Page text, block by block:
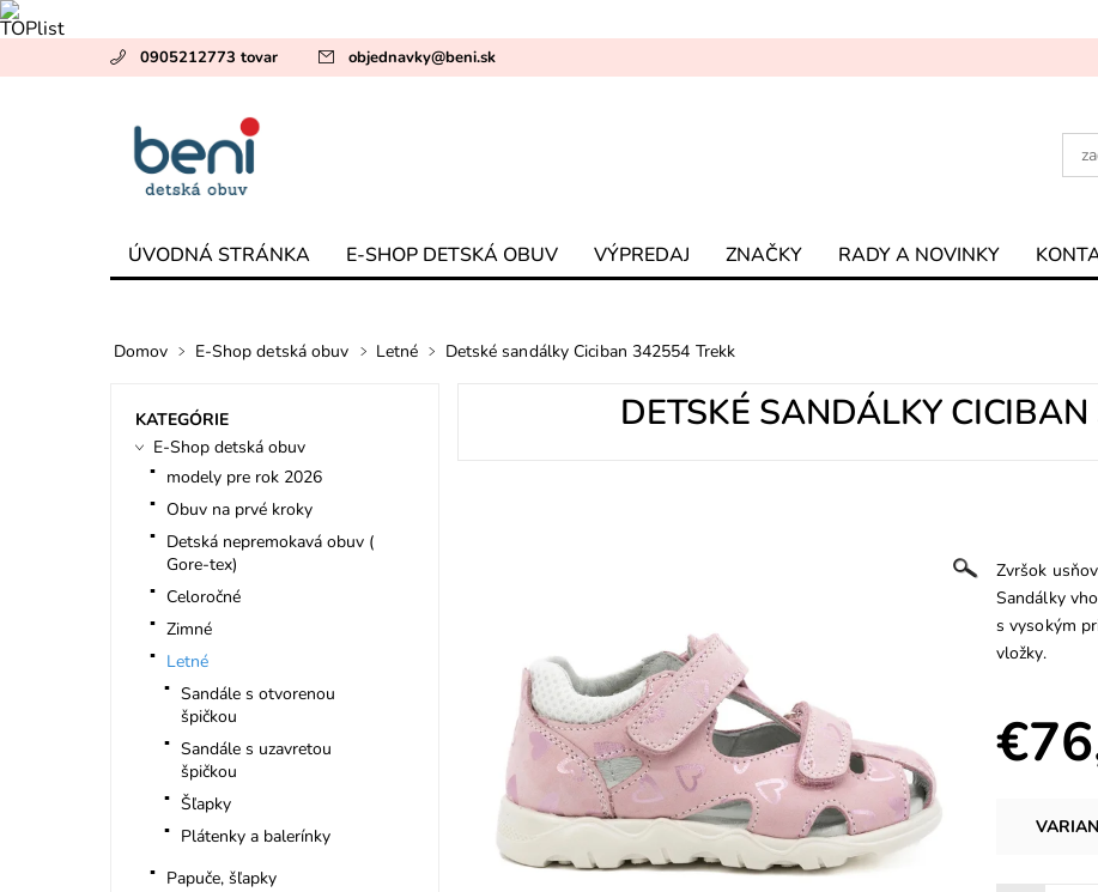
0905212773 tovar objednavky@beni.sk
ÚVODNÁ STRÁNKA E-SHOP DETSKÁ OBUV VÝPREDAJ ZNAČKY RADY A NOVINKY
Domov E-Shop detská obuv Letné Detské sandálky Ciciban 342554 Trekk
DETSKÉ SANDÁLKY
Zvršok
Sandálky
s vysokým
vložky.
KATEGÓRIE
E-Shop detská obuv
modely pre rok 2026
Obuv na prvé kroky
Detská nepremokavá obuv (
Gore-tex)
Celoročné
Zimné
Letné
Sandále s otvorenou
špičkou
Sandále s uzavretou
špičkou
Šľapky
Plátenky a balerínky
Papuče, šľapky